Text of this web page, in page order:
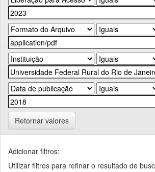
Retornar valores
Adicionar filtros:
Utilizar filtros para refinar o resultado de